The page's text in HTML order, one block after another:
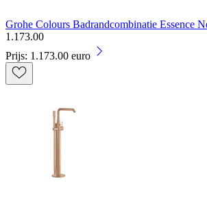
Grohe Colours Badrandcombinatie Essence
1.173.00
Prijs: 1.173.00 euro